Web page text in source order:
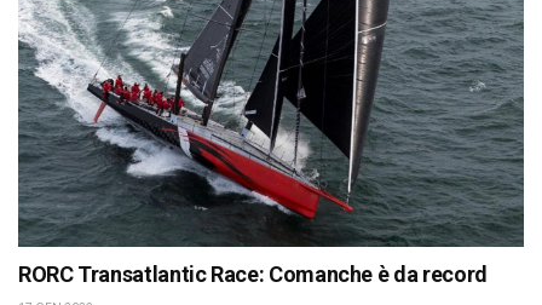
RORC Transatlantic Race: Comanche è da record